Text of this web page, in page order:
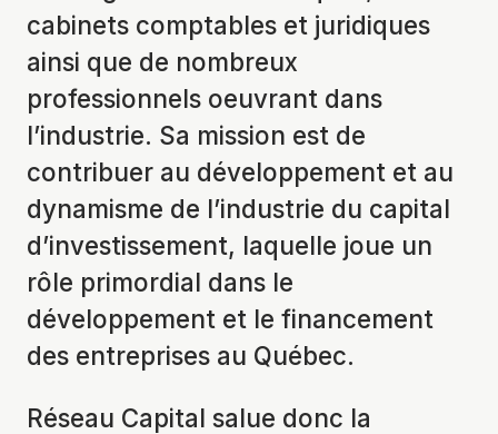
cabinets comptables et juridiques
ainsi que de nombreux
professionnels oeuvrant dans
l’industrie. Sa mission est de
contribuer au développement et au
dynamisme de l’industrie du capital
d’investissement, laquelle joue un
rôle primordial dans le
développement et le financement
des entreprises au Québec.
Réseau Capital salue donc la